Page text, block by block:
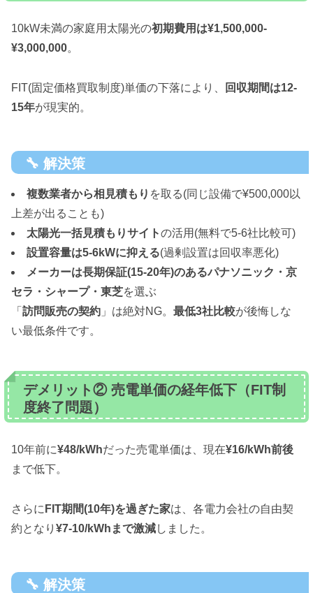
10kW未満の家庭用太陽光の初期費用は¥1,500,000-
¥3,000,000。
FIT(固定価格買取制度)単価の下落により、
回収期間は12-
15年が現実的。
🔧 解決策
複数業者から相見積もり を取る(同じ設備で¥500,000以
上差が出ることも)
太陽光一括見積もりサイトの活用(無料で5-6社比較可)
設置容量は5-6kWに抑える(過剰設置は回収率悪化)
メーカーは長期保証(15-20年)のあるパナソニック・京
セラ・シャープ・東芝を選ぶ
「 訪問販売の契約 」は絶対NG。 最低3社比較が後悔しな
い最低条件です。
デメリット② 売電単価の経年低下（FIT制
度終了問題）
10年前に¥48/kWhだった売電単価は、現在¥16/kWh前後
まで低下。
さらに FIT期間(10年)を過ぎた家は、各電力会社の自由契
約となり ¥7-10/kWhまで激減しました。
🔧 解決策